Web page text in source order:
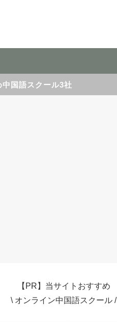
中国語スクール3社
【PR】当サイトおすすめ
\ オンライン中国語スクール /